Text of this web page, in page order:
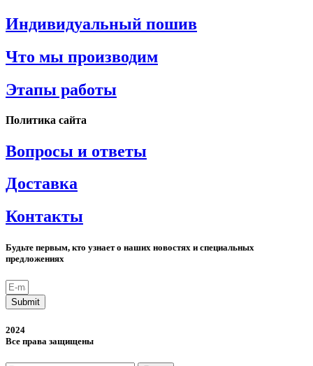
Индивидуальный пошив
Что мы производим
Этапы работы
Политика сайта
Вопросы и ответы
Доставка
Контакты
Будьте первым, кто узнает о наших новостях и специальных
предложениях
Submit
2024
Все права защищены